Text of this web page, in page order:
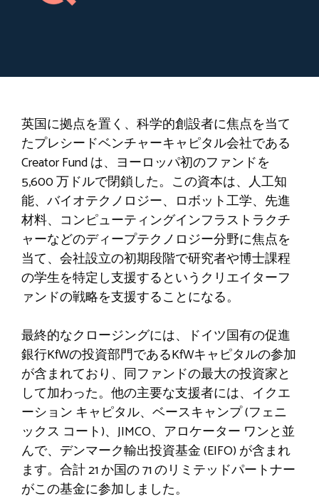
英国に拠点を置く、科学的創設者に焦点を当て
たプレシードベンチャーキャピタル会社である
Creator Fund は、ヨーロッパ初のファンドを
5,600 万ドルで閉鎖した。この資本は、人工知
能、バイオテクノロジー、ロボット工学、先進
材料、コンピューティングインフラストラクチ
ャーなどのディープテクノロジー分野に焦点を
当て、会社設立の初期段階で研究者や博士課程
の学生を特定し支援するというクリエイターフ
ァンドの戦略を支援することになる。
最終的なクロージングには、ドイツ国有の促進
銀行KfWの投資部門であるKfWキャピタルの参加
が含まれており、同ファンドの最大の投資家と
して加わった。他の主要な支援者には、イクエ
ーション キャピタル、ベースキャンプ (フェニ
ックス コート)、JIMCO、アロケーター ワンと並
んで、デンマーク輸出投資基金 (EIFO) が含まれ
ます。合計 21 か国の 71 のリミテッドパートナー
がこの基金に参加しました。